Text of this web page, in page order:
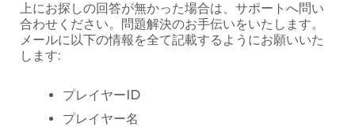
上にお探しの回答が無かった場合は、サポートへ問い
合わせください。問題解決のお手伝いをいたします。
メールに以下の情報を全て記載するようにお願いいた
します:
プレイヤーID
プレイヤー名